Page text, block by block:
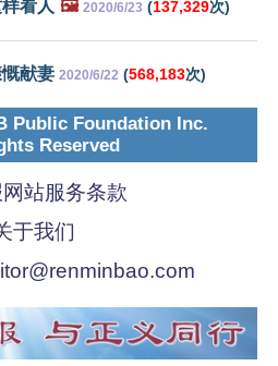
看人 🖼️ 2020/6/23 (137,329次)
献妻 2020/6/22 (568,183次)
Public Foundation Inc.
Reserved
网站服务条款
于我们